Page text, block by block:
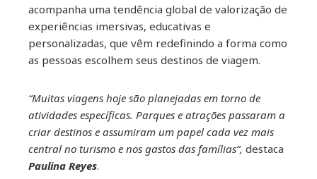
acompanha uma tendência global de valorização de
experiências imersivas, educativas e
personalizadas, que vêm redefinindo a forma como
as pessoas escolhem seus destinos de viagem.
“Muitas viagens hoje são planejadas em torno de
atividades específicas. Parques e atrações passaram a
criar destinos e assumiram um papel cada vez mais
central no turismo e nos gastos das famílias”, destaca
Paulina Reyes.